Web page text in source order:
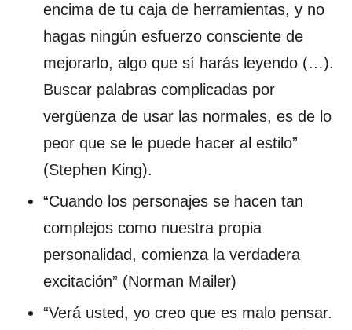
encima de tu caja de herramientas, y no
hagas ningún esfuerzo consciente de
mejorarlo, algo que sí harás leyendo (…).
Buscar palabras complicadas por
vergüenza de usar las normales, es de lo
peor que se le puede hacer al estilo”
(Stephen King).
“Cuando los personajes se hacen tan
complejos como nuestra propia
personalidad, comienza la verdadera
excitación” (Norman Mailer)
“Verá usted, yo creo que es malo pensar.